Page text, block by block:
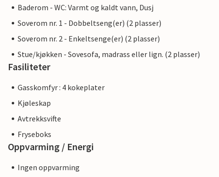
Baderom - WC: Varmt og kaldt vann, Dusj
Soverom nr. 1 - Dobbeltseng(er) (2 plasser)
Soverom nr. 2 - Enkeltsenge(er) (2 plasser)
Stue/kjøkken - Sovesofa, madrass eller lign. (2 plasser)
Fasiliteter
Gasskomfyr : 4 kokeplater
Kjøleskap
Avtrekksvifte
Fryseboks
Oppvarming / Energi
Ingen oppvarming